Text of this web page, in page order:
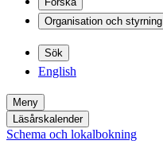
Organisation och styrning
Sök
English
Meny
Läsårskalender
Schema och lokalbokning